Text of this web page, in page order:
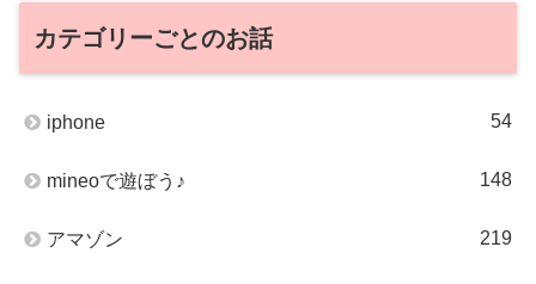
カテゴリーごとのお話
iphone 54
mineoで遊ぼう♪ 148
アマゾン 219